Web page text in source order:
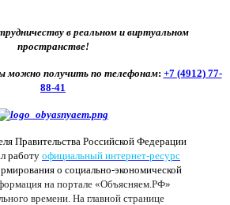
в реальном и виртуальном
пространстве!
можно получить по телефонам: +7 (4912) 77-
88-41
Правительства Российской Федерации
работу официальный интернет-ресурс
о социально-экономической
на портале «Объясняем.РФ»
времени. На главной странице